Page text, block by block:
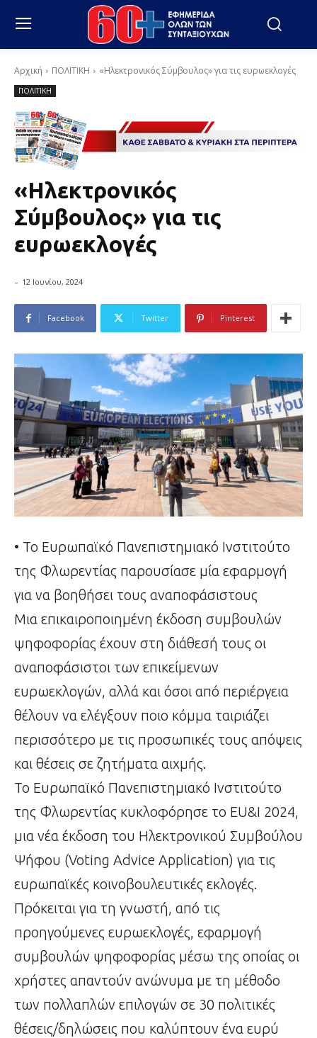
Αρχική ΠΟΛΙΤΙΚΗ «Ηλεκτρονικός Σύμβουλος» για τις ευρωεκλογές
ΠΟΛΙΤΙΚΗ
«Ηλεκτρονικός
Σύμβουλος» για τις
ευρωεκλογές
- 12 Ιουνίου, 2024
Facebook Twitter Pinterest
• Το Ευρωπαϊκό Πανεπιστημιακό Ινστιτούτο
της Φλωρεντίας παρουσίασε μία εφαρμογή
για να βοηθήσει τους αναποφάσιστους
Μια επικαιροποιημένη έκδοση συμβουλών
ψηφοφορίας έχουν στη διάθεσή τους οι
αναποφάσιστοι των επικείμενων
ευρωεκλογών, αλλά και όσοι από περιέργεια
θέλουν να ελέγξουν ποιο κόμμα ταιριάζει
περισσότερο με τις προσωπικές τους απόψεις
και θέσεις σε ζητήματα αιχμής.
Το Ευρωπαϊκό Πανεπιστημιακό Ινστιτούτο
της Φλωρεντίας κυκλοφόρησε το EU&I 2024,
μια νέα έκδοση του Ηλεκτρονικού Συμβούλου
Ψήφου (Voting Advice Application) για τις
ευρωπαϊκές κοινοβουλευτικές εκλογές.
Πρόκειται για τη γνωστή, από τις
προηγούμενες ευρωεκλογές, εφαρμογή
συμβουλών ψηφοφορίας μέσω της οποίας οι
χρήστες απαντούν ανώνυμα με τη μέθοδο
των πολλαπλών επιλογών σε 30 πολιτικές
θέσεις/δηλώσεις που καλύπτουν ένα ευρύ